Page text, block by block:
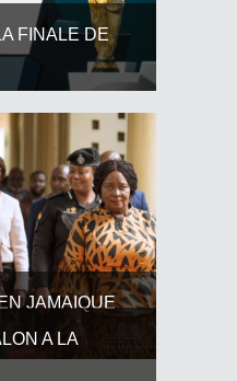
FINALE DE
JAMAIQUE
A LA